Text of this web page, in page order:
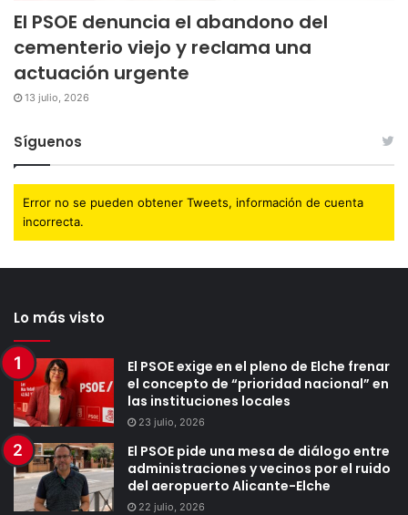
El PSOE denuncia el abandono del
cementerio viejo y reclama una
actuación urgente
13 julio, 2026
Síguenos
Error no se pueden obtener Tweets, información de cuenta
incorrecta.
Lo más visto
El PSOE exige en el pleno de Elche frenar
el concepto de “prioridad nacional” en
las instituciones locales
23 julio, 2026
El PSOE pide una mesa de diálogo entre
administraciones y vecinos por el ruido
del aeropuerto Alicante-Elche
22 julio, 2026